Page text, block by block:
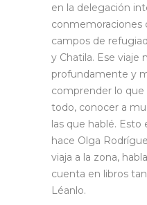
en la delegación
conmemoraciones
campos de
y Chatila. Ese viaje
profundamente y
comprender lo
todo, conocer a
las que hablé.
hace Olga
viaja a la zona,
cuenta en libros
Léanlo.